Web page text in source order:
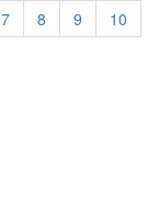
7 8 9
10